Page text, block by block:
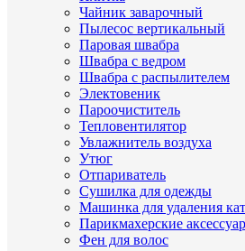
Чайник заварочный
Пылесос вертикальный
Паровая швабра
Швабра с ведром
Швабра с распылителем
Электовеник
Пароочиститель
Тепловентилятор
Увлажнитель воздуха
Утюг
Отпариватель
Сушилка для одежды
Машинка для удаления
Парикмахерские
Фен для волос